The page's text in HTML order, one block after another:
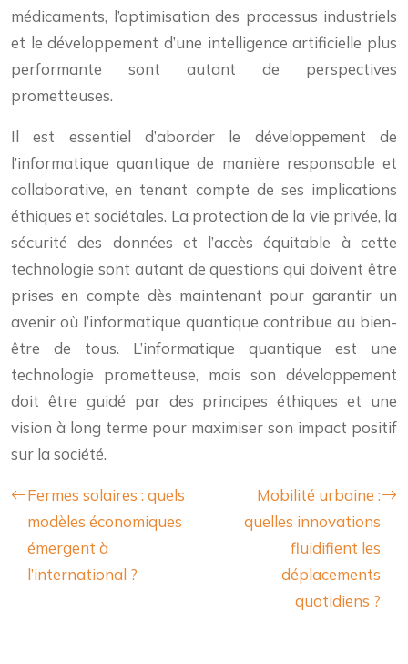
médicaments, l’optimisation des processus industriels
et le développement d’une intelligence artificielle plus
performante sont autant de perspectives
prometteuses.
Il est essentiel d’aborder le développement de
l’informatique quantique de manière responsable et
collaborative, en tenant compte de ses implications
éthiques et sociétales. La protection de la vie privée, la
sécurité des données et l’accès équitable à cette
technologie sont autant de questions qui doivent être
prises en compte dès maintenant pour garantir un
avenir où l’informatique quantique contribue au bien-
être de tous. L’informatique quantique est une
technologie prometteuse, mais son développement
doit être guidé par des principes éthiques et une
vision à long terme pour maximiser son impact positif
sur la société.
Fermes solaires : quels
modèles économiques
émergent à
l’international ?
Mobilité urbaine :
quelles innovations
fluidifient les
déplacements
quotidiens ?